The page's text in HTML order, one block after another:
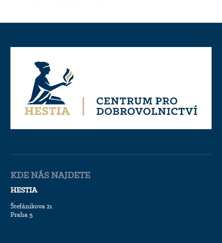
KDE NÁS NAJDETE
HESTIA
Štefánikova 21
Praha 5